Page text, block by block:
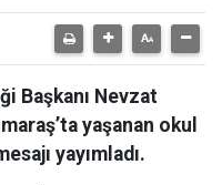
Başkanı Nevzat
yaşanan okul
yayımladı.